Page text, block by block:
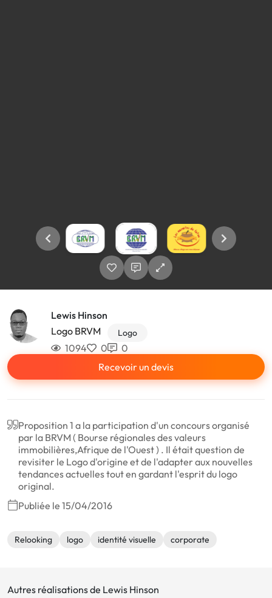
Lewis Hinson
Logo BRVM
Logo
1094 0
0
Recevoir un devis
Proposition 1 a la participation d'un concours organisé
par la BRVM ( Bourse régionales des valeurs
immobilières,Afrique de l'Ouest ) . Il était question de
revisiter le Logo d'origine et de l'adapter aux nouvelles
tendances actuelles tout en gardant l'esprit du logo
original.
Publiée le 15/04/2016
Relooking logo identité visuelle corporate
Autres réalisations de Lewis Hinson